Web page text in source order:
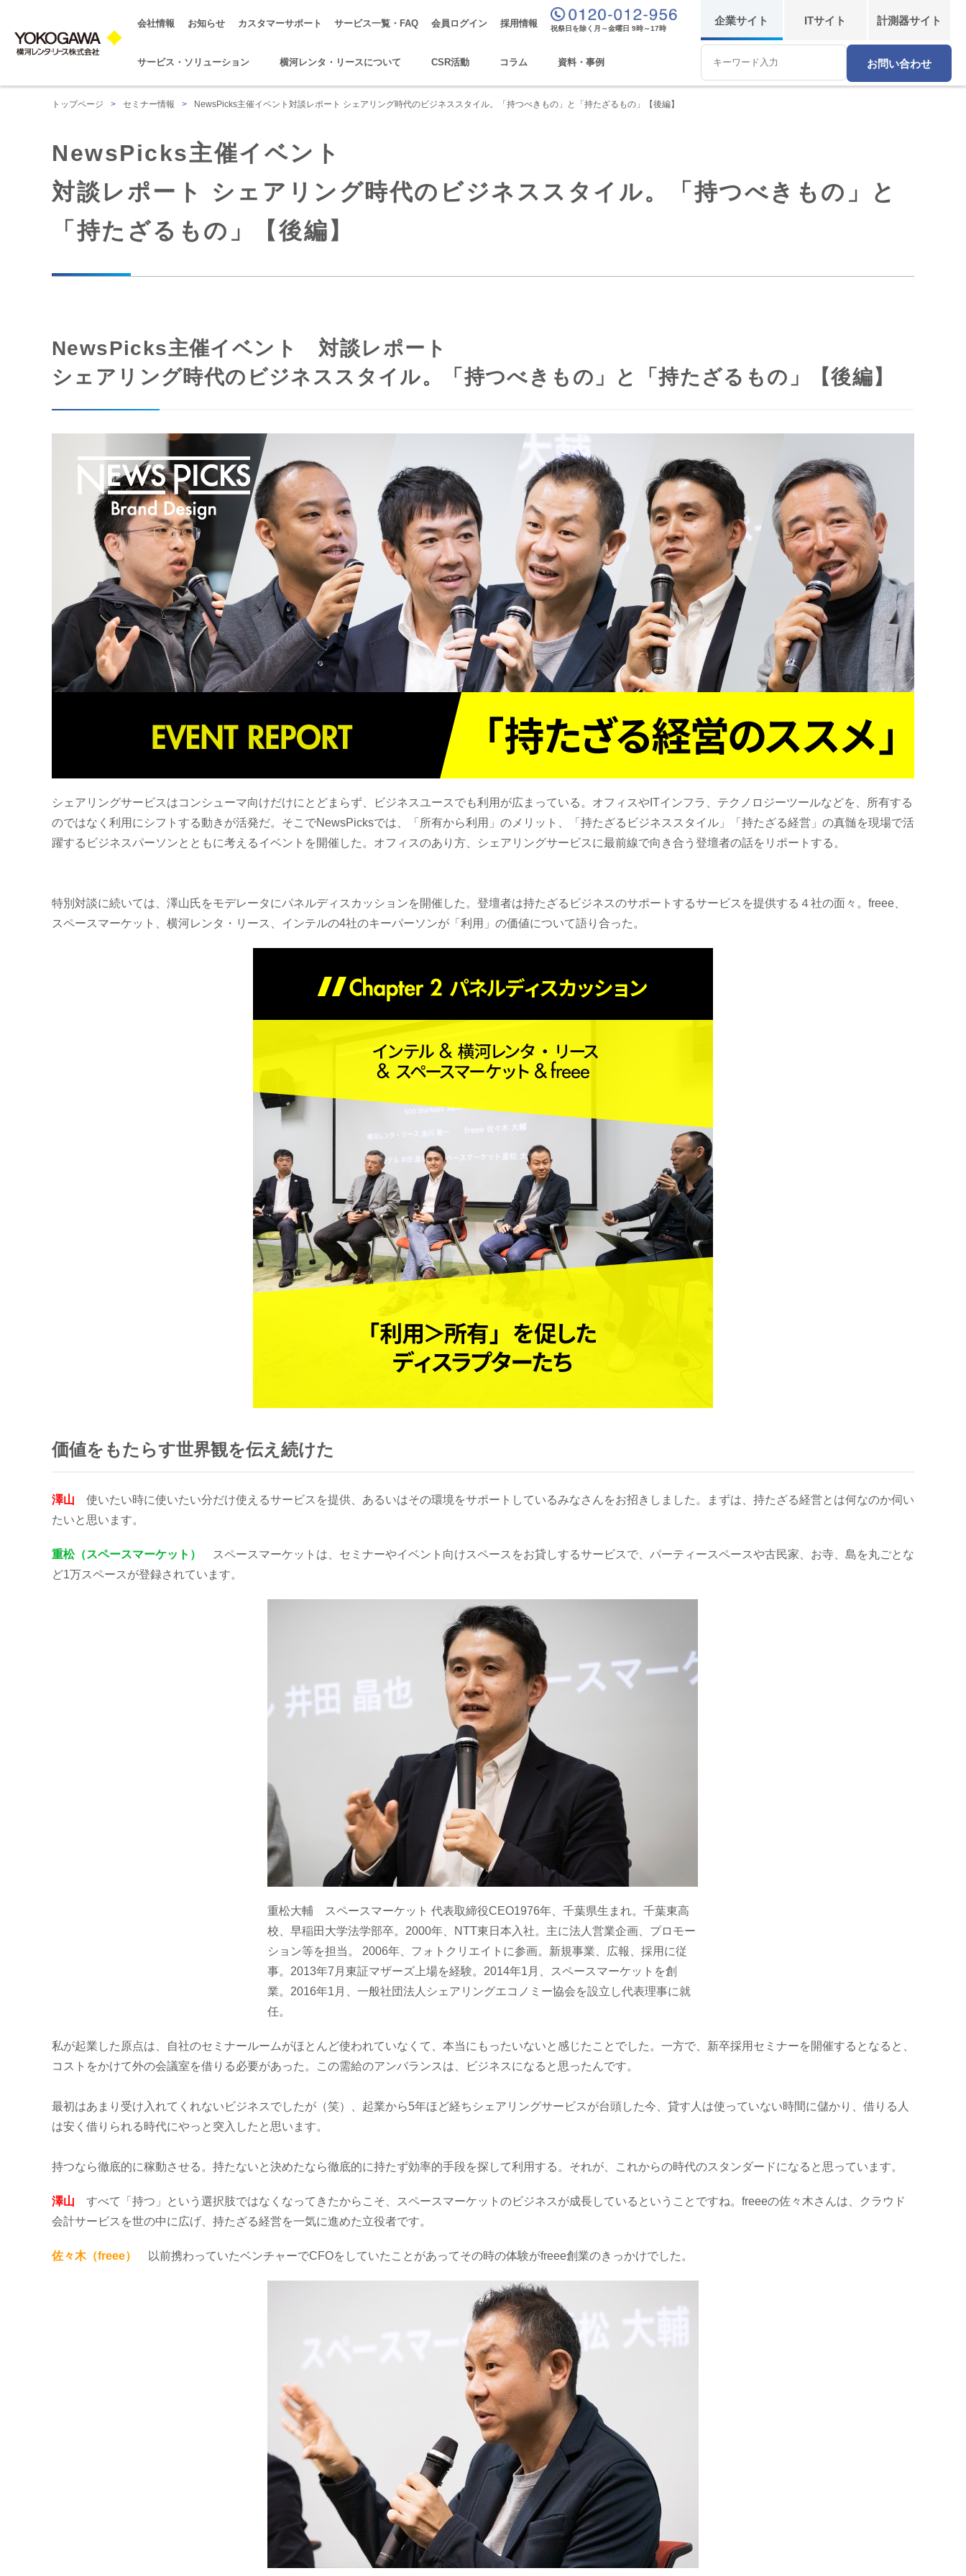
会社情報 お知らせ カスタマーサポート サービス一覧・FAQ 会員ログイン 採用情報
祝祭日を除く月～金曜日 9時～17時
サービス・ソリューション 横河レンタ・リースについて CSR活動 コラム 資料・事例
企業サイト ITサイト 計測器サイト
Conduct
a
search
お問い合わせ
トップページ > セミナー情報 > NewsPicks主催イベント対談レポート シェアリング時代のビジネススタイル。「持つべきもの」と「持たざるもの」【後編】
NewsPicks主催イベント
対談レポート シェアリング時代のビジネススタイル。「持つべきもの」と
「持たざるもの」【後編】
NewsPicks主催イベント 対談レポート
シェアリング時代のビジネススタイル。「持つべきもの」と「持たざるもの」【後編】
シェアリングサービスはコンシューマ向けだけにとどまらず、ビジネスユースでも利用が広まっている。オフィスやITインフラ、テクノロジーツールなどを、所有する
のではなく利用にシフトする動きが活発だ。そこでNewsPicksでは、「所有から利用」のメリット、「持たざるビジネススタイル」「持たざる経営」の真髄を現場で活
躍するビジネスパーソンとともに考えるイベントを開催した。オフィスのあり方、シェアリングサービスに最前線で向き合う登壇者の話をリポートする。
特別対談に続いては、澤山氏をモデレータにパネルディスカッションを開催した。登壇者は持たざるビジネスのサポートするサービスを提供する４社の面々。freee、
スペースマーケット、横河レンタ・リース、インテルの4社のキーパーソンが「利用」の価値について語り合った。
価値をもたらす世界観を伝え続けた
澤山 使いたい時に使いたい分だけ使えるサービスを提供、あるいはその環境をサポートしているみなさんをお招きしました。まずは、持たざる経営とは何なのか伺い
たいと思います。
重松（スペースマーケット）
スペースマーケットは、セミナーやイベント向けスペースをお貸しするサービスで、パーティースペースや古民家、お寺、島を丸ごとな
ど1万スペースが登録されています。
重松大輔 スペースマーケット 代表取締役CEO1976年、千葉県生まれ。千葉東高
校、早稲田大学法学部卒。2000年、NTT東日本入社。主に法人営業企画、プロモー
ション等を担当。 2006年、フォトクリエイトに参画。新規事業、広報、採用に従
事。2013年7月東証マザーズ上場を経験。2014年1月、スペースマーケットを創
業。2016年1月、一般社団法人シェアリングエコノミー協会を設立し代表理事に就
任。
私が起業した原点は、自社のセミナールームがほとんど使われていなくて、本当にもったいないと感じたことでした。一方で、新卒採用セミナーを開催するとなると、
コストをかけて外の会議室を借りる必要があった。この需給のアンバランスは、ビジネスになると思ったんです。
最初はあまり受け入れてくれないビジネスでしたが（笑）、起業から5年ほど経ちシェアリングサービスが台頭した今、貸す人は使っていない時間に儲かり、借りる人
は安く借りられる時代にやっと突入したと思います。
持つなら徹底的に稼動させる。持たないと決めたなら徹底的に持たず効率的手段を探して利用する。それが、これからの時代のスタンダードになると思っています。
澤山 すべて「持つ」という選択肢ではなくなってきたからこそ、スペースマーケットのビジネスが成長しているということですね。freeeの佐々木さんは、クラウド
会計サービスを世の中に広げ、持たざる経営を一気に進めた立役者です。
佐々木（freee） 以前携わっていたベンチャーでCFOをしていたことがあってその時の体験がfreee創業のきっかけでした。